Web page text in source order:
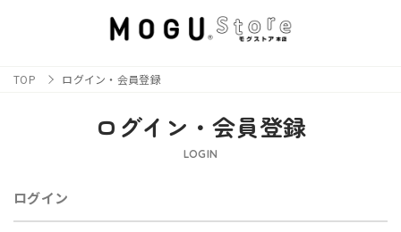
TOP ログイン・会員登録
ログイン・会員登録
LOGIN
ログイン